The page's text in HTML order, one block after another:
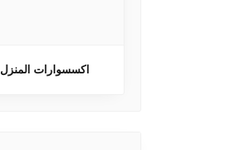
اكسسوارات المنزل